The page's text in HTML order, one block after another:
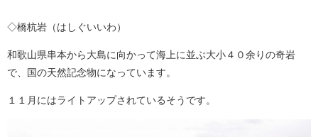
◇橋杭岩（はしぐいいわ）
和歌山県串本から大島に向かって海上に並ぶ大小４０余りの奇岩
で、国の天然記念物になっています。
１１月にはライトアップされているそうです。